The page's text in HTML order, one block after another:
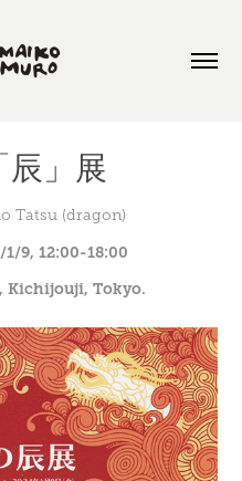
辰」展
Tatsu (dragon)
9, 12:00-18:00
Kichijouji, Tokyo.